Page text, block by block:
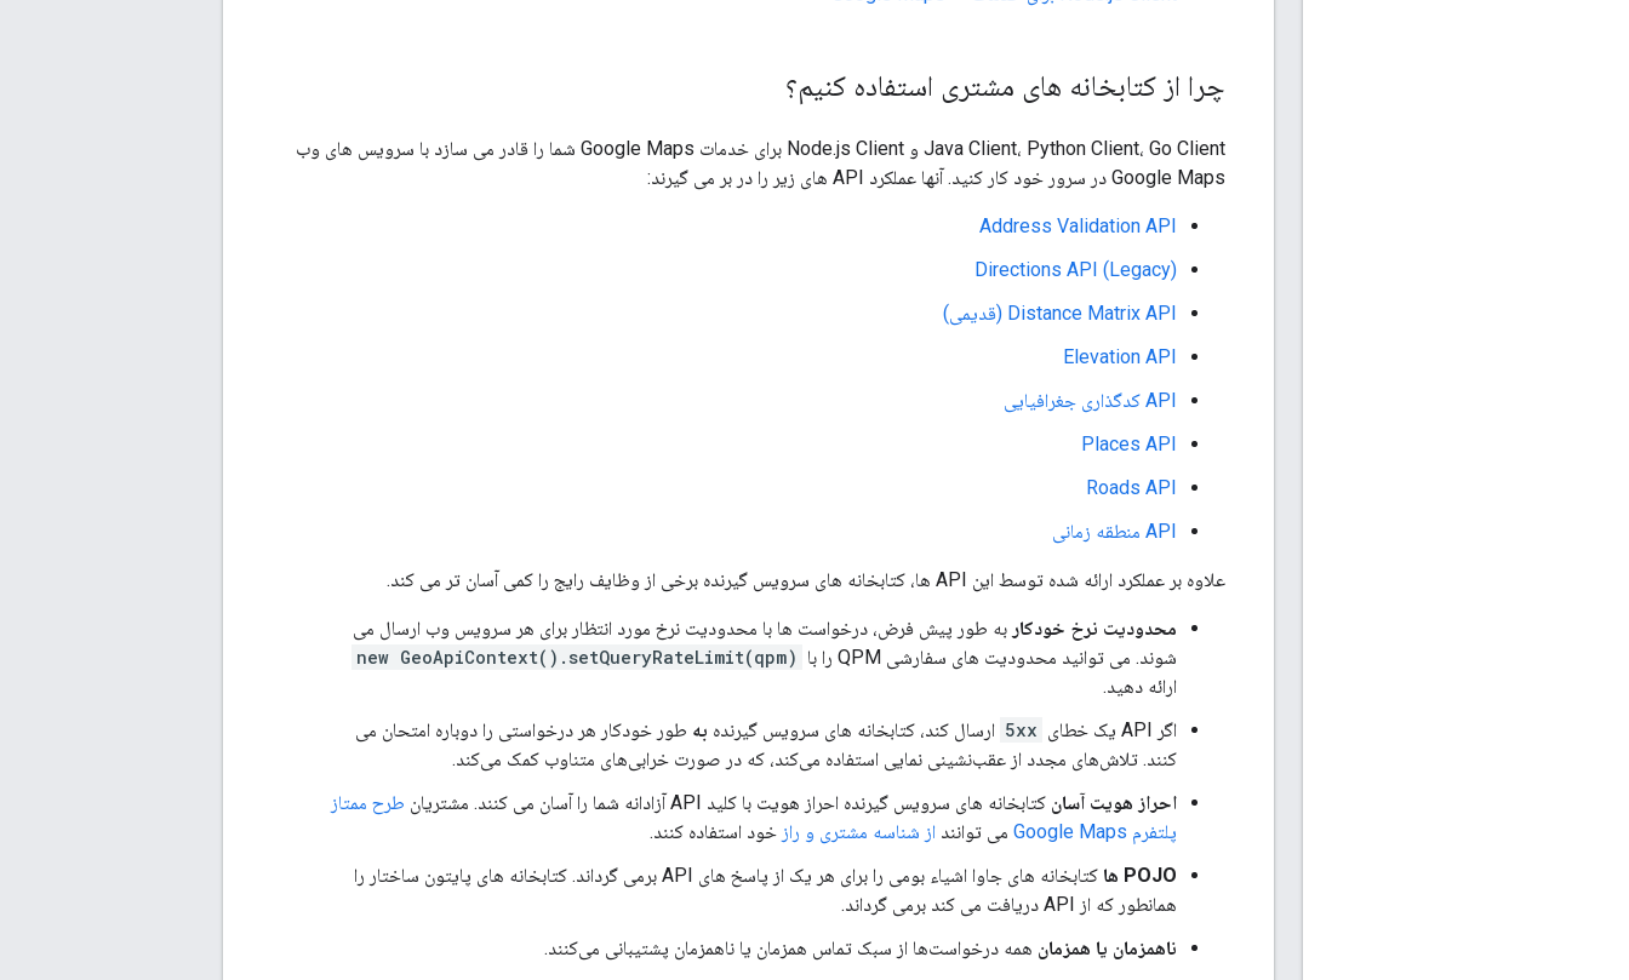
چرا از کتابخانه های مشتری استفاده کنیم؟
Java Client، Python Client، Go Client و Node.js Client برای خدمات Google Maps شما را قادر می سازد با سرویس های وب
Google Maps در سرور خود کار کنید. آنها عملکرد API های زیر را در بر می گیرند:
Address Validation API
Directions API (Legacy)
Distance Matrix API (قدیمی)
Elevation API
API کدگذاری جغرافیایی
Places API
Roads API
API منطقه زمانی
علاوه بر عملکرد ارائه شده توسط این API ها، کتابخانه های سرویس گیرنده برخی از وظایف رایج را کمی آسان تر می کند.
محدودیت نرخ خودکار به طور پیش فرض، درخواست ها با محدودیت نرخ مورد انتظار برای هر سرویس وب ارسال می
شوند. می توانید محدودیت های سفارشی QPM را با
new GeoApiContext().setQueryRateLimit(qpm)
ارائه دهید.
اگر API یک خطای
5xx ارسال کند، کتابخانه های سرویس گیرنده به طور خودکار هر درخواستی را دوباره امتحان می
کنند. تلاش‌های مجدد از عقب‌نشینی نمایی استفاده می‌کند، که در صورت خرابی‌های متناوب کمک می‌کند.
احراز هویت آسان کتابخانه های سرویس گیرنده احراز هویت با کلید API آزادانه شما را آسان می کنند. مشتریان
طرح ممتاز
پلتفرم Google Maps
می توانند از شناسه مشتری و راز خود استفاده کنند.
POJO ها
کتابخانه های جاوا اشیاء بومی را برای هر یک از پاسخ های API برمی گرداند. کتابخانه های پایتون ساختار را
همانطور که از API دریافت می کند برمی گرداند.
ناهمزمان یا همزمان همه درخواست‌ها از سبک تماس همزمان یا ناهمزمان پشتیبانی می‌کنند.